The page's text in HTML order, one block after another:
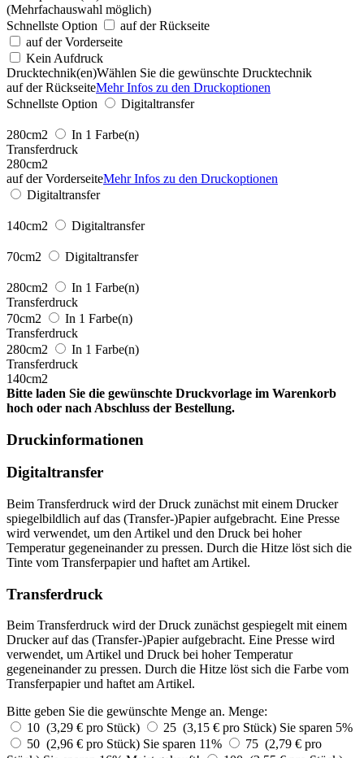
(Mehrfachauswahl möglich)
Schnellste Option
auf der Rückseite
auf der Vorderseite
Kein Aufdruck
Drucktechnik(en)Wählen Sie die gewünschte Drucktechnik
auf der RückseiteMehr Infos zu den Druckoptionen
Schnellste Option
Digitaltransfer
280cm2
In 1 Farbe(n)
Transferdruck
280cm2
auf der VorderseiteMehr Infos zu den Druckoptionen
Digitaltransfer
140cm2 Digitaltransfer
70cm2 Digitaltransfer
280cm2
In 1 Farbe(n)
Transferdruck
70cm2
In 1 Farbe(n)
Transferdruck
280cm2
In 1 Farbe(n)
Transferdruck
140cm2
Bitte laden Sie die gewünschte Druckvorlage im Warenkorb
hoch oder nach Abschluss der Bestellung.
Druckinformationen
Digitaltransfer
Beim Transferdruck wird der Druck zunächst mit einem Drucker
spiegelbildlich auf das (Transfer-)Papier aufgebracht. Eine Presse
wird verwendet, um den Artikel und den Druck bei hoher
Temperatur gegeneinander zu pressen. Durch die Hitze löst sich die
Tinte vom Transferpapier und haftet am Artikel.
Transferdruck
Beim Transferdruck wird der Druck zunächst gespiegelt mit einem
Drucker auf das (Transfer-)Papier aufgebracht. Eine Presse wird
verwendet, um Artikel und Druck bei hoher Temperatur
gegeneinander zu pressen. Durch die Hitze löst sich die Farbe vom
Transferpapier und haftet am Artikel.
Bitte geben Sie die gewünschte Menge an. Menge:
10 (3,29 € pro Stück)
25 (3,15 € pro Stück) Sie sparen 5%
50 (2,96 € pro Stück) Sie sparen 11%
75 (2,79 € pro